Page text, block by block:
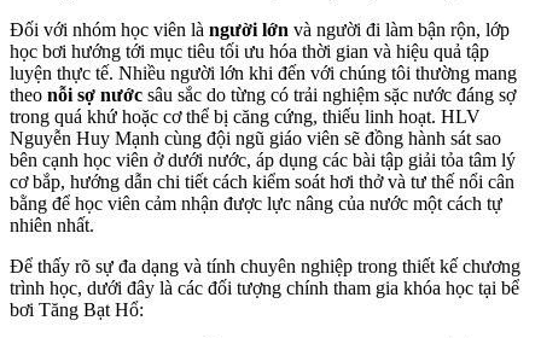
Đối với nhóm học viên là người lớn và người đi làm bận rộn, lớp
học bơi hướng tới mục tiêu tối ưu hóa thời gian và hiệu quả tập
luyện thực tế. Nhiều người lớn khi đến với chúng tôi thường mang
theo nỗi sợ nước sâu sắc do từng có trải nghiệm sặc nước đáng sợ
trong quá khứ hoặc cơ thể bị căng cứng, thiếu linh hoạt. HLV
Nguyễn Huy Mạnh cùng đội ngũ giáo viên sẽ đồng hành sát sao
bên cạnh học viên ở dưới nước, áp dụng các bài tập giải tỏa tâm lý
cơ bắp, hướng dẫn chi tiết cách kiểm soát hơi thở và tư thế nổi cân
bằng để học viên cảm nhận được lực nâng của nước một cách tự
nhiên nhất.
Để thấy rõ sự đa dạng và tính chuyên nghiệp trong thiết kế chương
trình học, dưới đây là các đối tượng chính tham gia khóa học tại bể
bơi Tăng Bạt Hổ: